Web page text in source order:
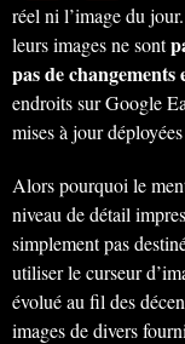
réel ni l’image du
leurs images ne sont
pas de changements
endroits sur Google
mises à jour
Alors pourquoi le
niveau de détail
simplement pas
utiliser le curseur
évolué au fil des
images de divers